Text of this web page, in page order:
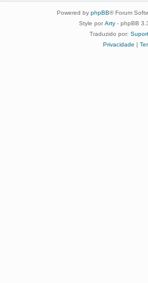
Powered by phpBB® Forum
Style por Arty - phpBB
Traduzido por:
Privacidade |